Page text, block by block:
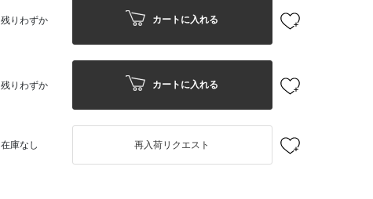
残りわずか カートに入れる
残りわずか カートに入れる
在庫なし 再入荷リクエスト